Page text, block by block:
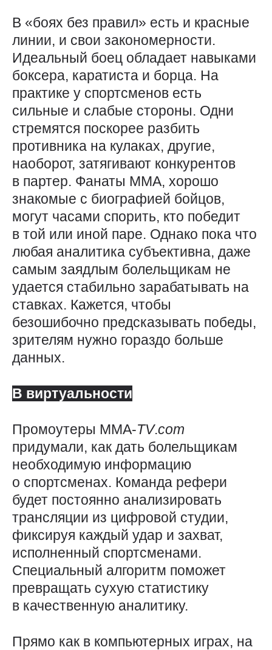
В «боях без правил» есть и красные
линии, и свои закономерности.
Идеальный боец обладает навыками
боксера, каратиста и борца. На
практике у спортсменов есть
сильные и слабые стороны. Одни
стремятся поскорее разбить
противника на кулаках, другие,
наоборот, затягивают конкурентов
в партер. Фанаты ММА, хорошо
знакомые с биографией бойцов,
могут часами спорить, кто победит
в той или иной паре. Однако пока что
любая аналитика субъективна, ​даже
самым заядлым болельщикам не
удается стабильно зарабатывать на
ставках. Кажется, чтобы
безошибочно предсказывать победы,
зрителям нужно гораздо больше
данных.
В виртуальности
Промоутеры ММА-TV.com
придумали, как дать болельщикам
необходимую информацию
о спортсменах. Команда рефери
будет постоянно анализировать
трансляции из цифровой студии,
фиксируя каждый удар и захват,
исполненный спортсменами.
Специальный алгоритм поможет
превращать сухую статистику
в качественную аналитику.
Прямо как в компьютерных играх, на